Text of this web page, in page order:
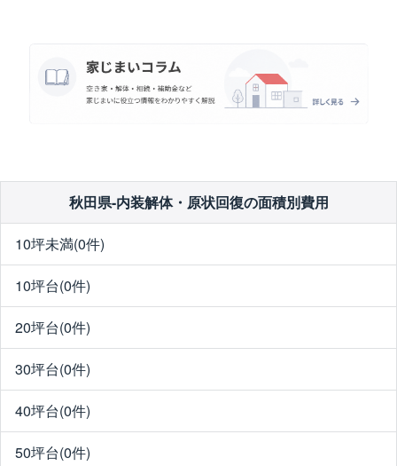
秋田県-内装解体・原状回復の面積別費用
10坪未満(0件)
10坪台(0件)
20坪台(0件)
30坪台(0件)
40坪台(0件)
50坪台(0件)